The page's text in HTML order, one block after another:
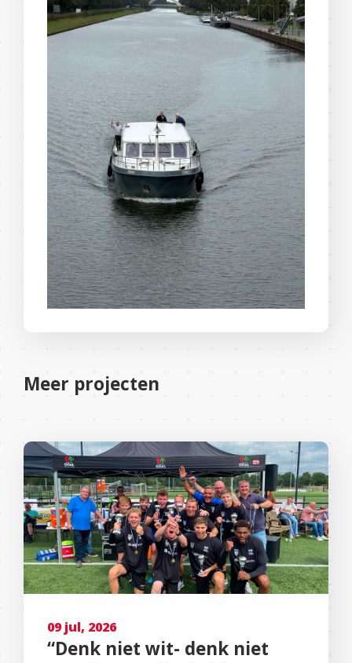
Meer projecten
09 jul, 2026
“Denk niet wit- denk niet